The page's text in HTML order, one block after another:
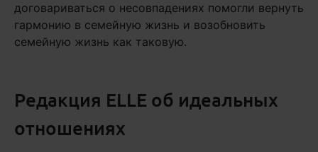
договариваться о несовпадениях помогли вернуть
гармонию в семейную жизнь и возобновить
семейную жизнь как таковую.
Редакция ELLE об идеальных
отношениях